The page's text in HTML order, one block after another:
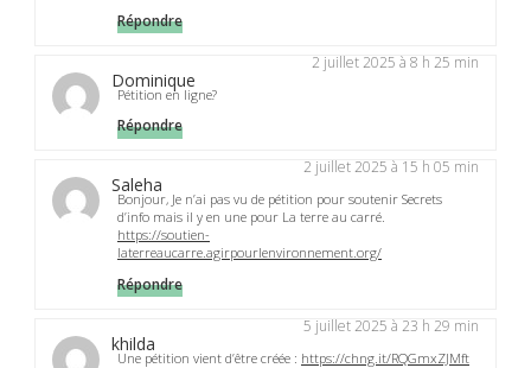
Répondre
Dominique
2 juillet 2025 à 8 h 25 min
Pétition en ligne?
Répondre
Saleha
2 juillet 2025 à 15 h 05 min
Bonjour, Je n’ai pas vu de pétition pour soutenir Secrets
d’info mais il y en une pour La terre au carré.
https://soutien-
laterreaucarre.agirpourlenvironnement.org/
Répondre
khilda
5 juillet 2025 à 23 h 29 min
Une pétition vient d’être créée : https://chng.it/RQGmxZJMft